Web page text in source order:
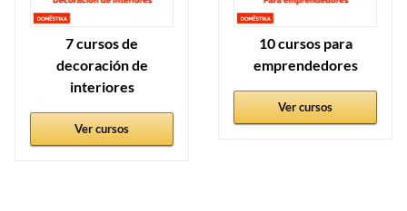
7 cursos de
decoración de
interiores
Ver cursos
10 cursos para
emprendedores
Ver cursos